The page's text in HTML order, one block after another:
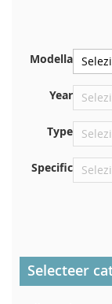
Sulla piastra
Centrare
Proprio nel
Nel montante
Modella
Year
Type
Specific
Selecteer